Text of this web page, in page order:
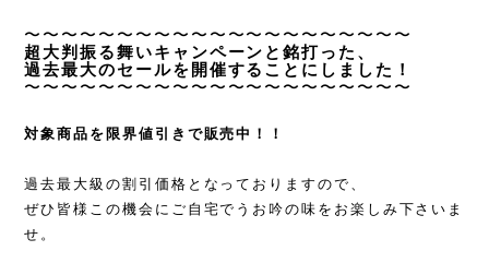
〜〜〜〜〜〜〜〜〜〜〜〜〜〜〜〜〜〜〜〜〜
超大判振る舞いキャンペーンと銘打った、
過去最大のセールを開催することにしました！
〜〜〜〜〜〜〜〜〜〜〜〜〜〜〜〜〜〜〜〜〜
対象商品を限界値引きで販売中！！
過去最大級の割引価格となっておりますので、
ぜひ皆様この機会にご自宅でうお吟の味をお楽しみ下さいま
せ。